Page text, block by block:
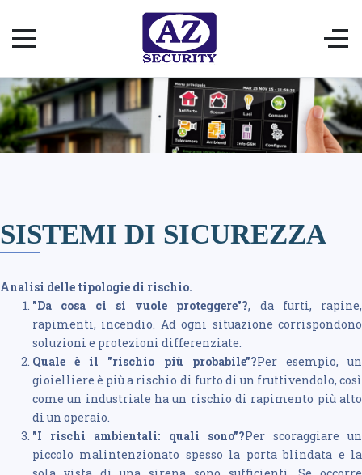
SISTEMI DI SICUREZZA
Analisi delle tipologie di rischio.
"Da cosa ci si vuole proteggere"?, da furti, rapine,
rapimenti, incendio. Ad ogni situazione corrispondono
soluzioni e protezioni differenziate.
Quale è il "rischio più probabile"?Per esempio, un
gioielliere è più a rischio di furto di un fruttivendolo, così
come un industriale ha un rischio di rapimento più alto
di un operaio.
"I rischi ambientali: quali sono"?Per scoraggiare un
piccolo malintenzionato spesso la porta blindata e la